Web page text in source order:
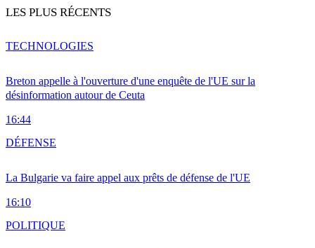
LES PLUS RÉCENTS
Breton appelle à l'ouverture d'une enquête de l'UE sur la
désinformation autour de Ceuta
16:44
TECHNOLOGIES
La Bulgarie va faire appel aux prêts de défense de l'UE
16:10
DÉFENSE
POLITIQUE